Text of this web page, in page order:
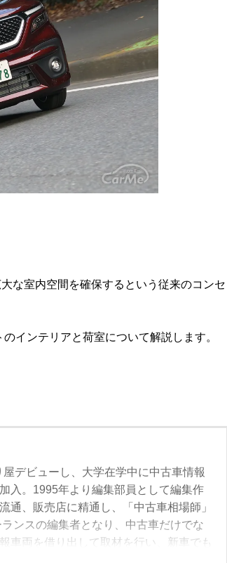
な室内空間を確保するという従来のコンセ
インテリアと荷室について解説します。
デビューし、大学在学中に中古車情報
入。1995年より編集部員として編集作
通、販売店に精通し、「中古車相場師」
ンスの編集者となり、中古車だけでな
車両を借り出して取材を行い、新車でも
を中心に、人気車種の動向や流行りの装